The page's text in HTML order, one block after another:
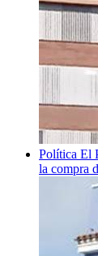
Política El
la compra